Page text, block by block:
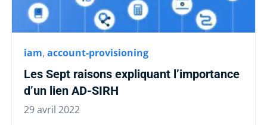
iam, account-provisioning
Les Sept raisons expliquant l’importance
d’un lien AD-SIRH
29 avril 2022